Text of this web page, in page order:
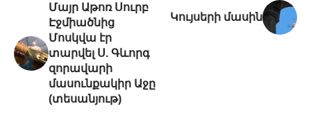
Մայր Աթոռ Սուրբ
Էջմիածնից
Մոսկվա էր
տարվել Ս. Գևորգ
զորավարի
մասունքակիր Աջը
(տեսանյութ)
Կույսերի մասին